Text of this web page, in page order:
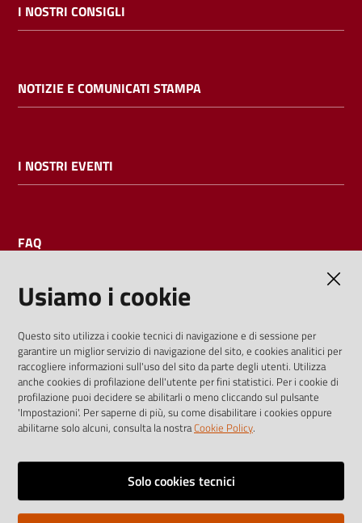
cataloghi
bibliotecario
I NOSTRI CONSIGLI
NOTIZIE E COMUNICATI STAMPA
I NOSTRI EVENTI
FAQ
I dati personali pubblicati sono riutilizzabili solo alle condizioni
previste dalla direttiva comunitaria 2003/98/CE e dal d.lgs.
36/2006
Vai alla pagina
Note legali
Usiamo i cookie
Questo sito utilizza i cookie tecnici di navigazione e di sessione per
garantire un miglior servizio di navigazione del sito, e cookies analitici per
raccogliere informazioni sull'uso del sito da parte degli utenti. Utilizza
anche cookies di profilazione dell'utente per fini statistici. Per i cookie di
profilazione puoi decidere se abilitarli o meno cliccando sul pulsante
'Impostazioni'. Per saperne di più, su come disabilitare i cookies oppure
abilitarne solo alcuni, consulta la nostraCookie Policy.
Solo cookies tecnici